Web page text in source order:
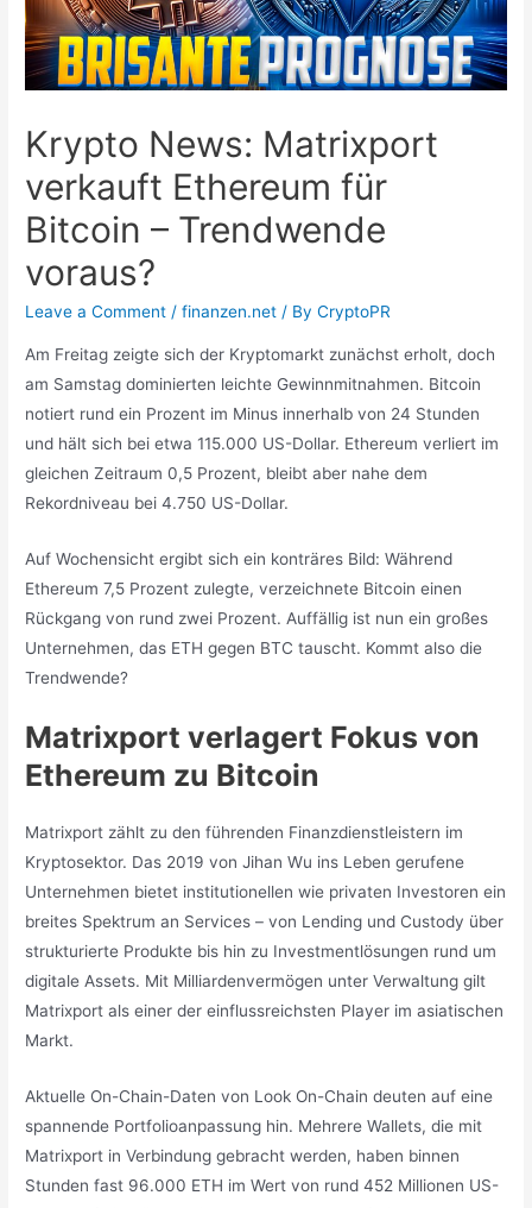
Krypto News: Matrixport
verkauft Ethereum für
Bitcoin – Trendwende
voraus?
Leave a Comment /finanzen.net / ByCryptoPR
Am Freitag zeigte sich der Kryptomarkt zunächst erholt, doch
am Samstag dominierten leichte Gewinnmitnahmen. Bitcoin
notiert rund ein Prozent im Minus innerhalb von 24 Stunden
und hält sich bei etwa 115.000 US-Dollar. Ethereum verliert im
gleichen Zeitraum 0,5 Prozent, bleibt aber nahe dem
Rekordniveau bei 4.750 US-Dollar.
Auf Wochensicht ergibt sich ein konträres Bild: Während
Ethereum 7,5 Prozent zulegte, verzeichnete Bitcoin einen
Rückgang von rund zwei Prozent. Auffällig ist nun ein großes
Unternehmen, das ETH gegen BTC tauscht. Kommt also die
Trendwende?
Matrixport verlagert Fokus von
Ethereum zu Bitcoin
Matrixport zählt zu den führenden Finanzdienstleistern im
Kryptosektor. Das 2019 von Jihan Wu ins Leben gerufene
Unternehmen bietet institutionellen wie privaten Investoren ein
breites Spektrum an Services – von Lending und Custody über
strukturierte Produkte bis hin zu Investmentlösungen rund um
digitale Assets. Mit Milliardenvermögen unter Verwaltung gilt
Matrixport als einer der einflussreichsten Player im asiatischen
Markt.
Aktuelle On-Chain-Daten von Look On-Chain deuten auf eine
spannende Portfolioanpassung hin. Mehrere Wallets, die mit
Matrixport in Verbindung gebracht werden, haben binnen
Stunden fast 96.000 ETH im Wert von rund 452 Millionen US-